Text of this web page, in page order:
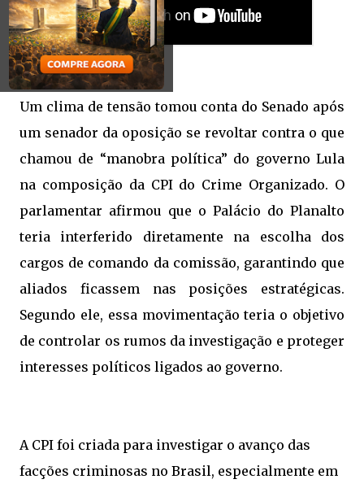
Um clima de tensão tomou conta do Senado após
um senador da oposição se revoltar contra o que
chamou de “manobra política” do governo Lula
na composição da CPI do Crime Organizado. O
parlamentar afirmou que o Palácio do Planalto
teria interferido diretamente na escolha dos
cargos de comando da comissão, garantindo que
aliados ficassem nas posições estratégicas.
Segundo ele, essa movimentação teria o objetivo
de controlar os rumos da investigação e proteger
interesses políticos ligados ao governo.
A CPI foi criada para investigar o avanço das
facções criminosas no Brasil, especialmente em